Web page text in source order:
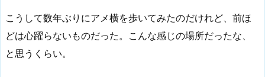
こうして数年ぶりにアメ横を歩いてみたのだけれど、前ほ
どは心躍らないものだった。こんな感じの場所だったな、
と思うくらい。